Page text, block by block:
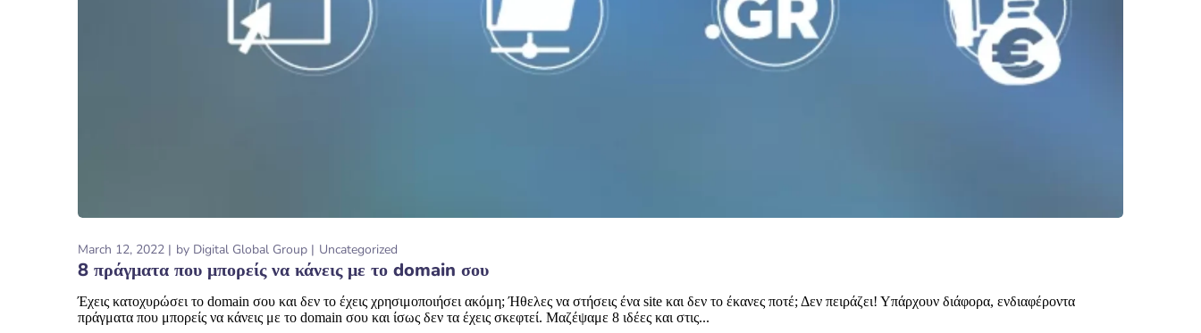
March 12, 2022 by Digital Global Group Uncategorized
8 πράγματα που μπορείς να κάνεις με το domain σου
Έχεις κατοχυρώσει το domain σου και δεν το έχεις χρησιμοποιήσει ακόμη; Ήθελες να στήσεις ένα site και δεν το έκανες ποτέ; Δεν πειράζει! Υπάρχουν διάφορα, ενδιαφέροντα
πράγματα που μπορείς να κάνεις με το domain σου και ίσως δεν τα έχεις σκεφτεί. Μαζέψαμε 8 ιδέες και στις...